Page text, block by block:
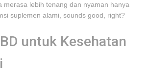
merasa lebih tenang dan nyaman hanya
suplemen alami, sounds good, right?
untuk Kesehatan